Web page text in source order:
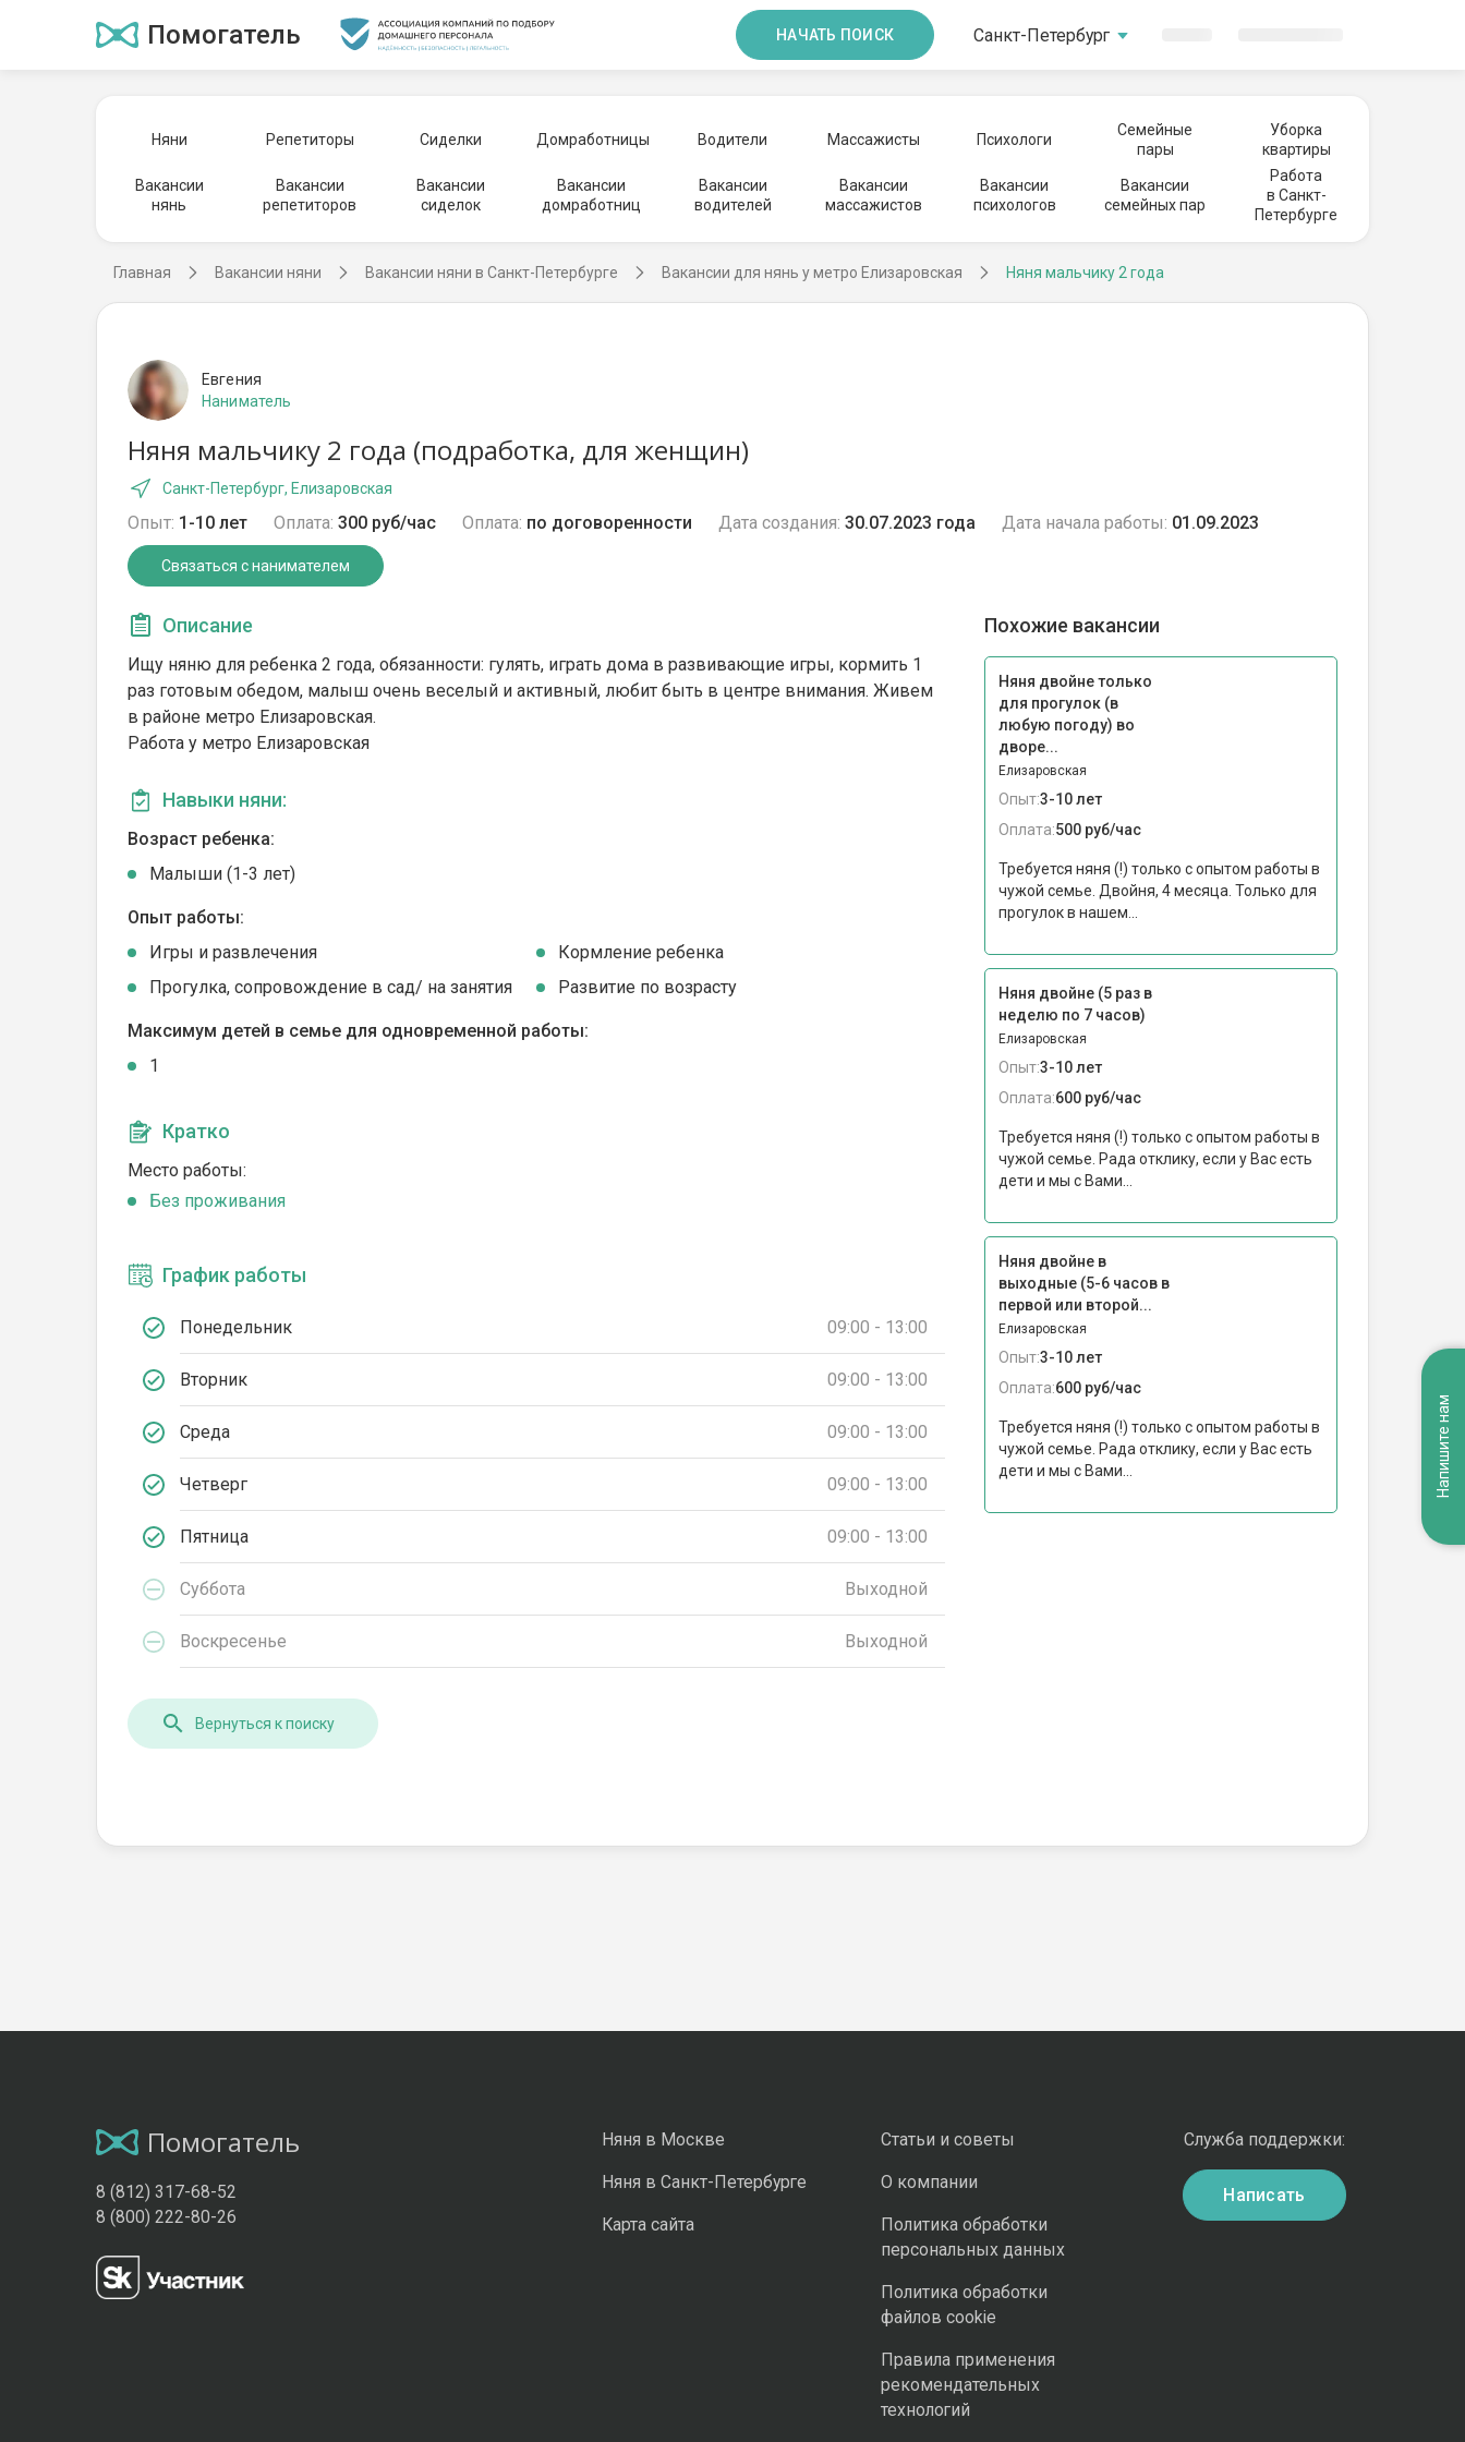
Помогатель НАЧАТЬ ПОИСК Санкт-Петербург
Няни Репетиторы Сиделки Домработницы Водители Массажисты Психологи
Семейные
пары
Уборка
квартиры
Вакансии
нянь
Вакансии
репетиторов
Вакансии
сиделок
Вакансии
домработниц
Вакансии
водителей
Вакансии
массажистов
Вакансии
психологов
Вакансии
семейных пар
Работа
в Санкт-
Петербурге
Главная Вакансии няни Вакансии няни в Санкт-Петербурге Вакансии для нянь у метро Елизаровская Няня мальчику 2 года
Евгения
Наниматель
Няня мальчику 2 года (подработка, для женщин)
Санкт-Петербург, Елизаровская
Опыт: 1-10 лет Оплата: 300 руб/час Оплата: по договоренности Дата создания: 30.07.2023 года Дата начала работы: 01.09.2023
Связаться с нанимателем
Описание
Ищу няню для ребенка 2 года, обязанности: гулять, играть дома в развивающие игры, кормить 1
раз готовым обедом, малыш очень веселый и активный, любит быть в центре внимания. Живем
в районе метро Елизаровская.
Работа у метро Елизаровская
Навыки няни:
Возраст ребенка:
Малыши (1-3 лет)
Опыт работы:
Игры и развлечения
Кормление ребенка
Прогулка, сопровождение в сад/ на занятия
Развитие по возрасту
Максимум детей в семье для одновременной работы:
1
Кратко
Место работы:
Без проживания
График работы
Понедельник 09:00 - 13:00
Вторник 09:00 - 13:00
Среда 09:00 - 13:00
Четверг 09:00 - 13:00
Пятница 09:00 - 13:00
Суббота Выходной
Воскресенье Выходной
Похожие вакансии
Няня двойне только
для прогулок (в
любую погоду) во
дворе...
Елизаровская
Опыт:3-10 лет
Оплата:500 руб/час
Требуется няня (!) только с опытом работы в
чужой семье. Двойня, 4 месяца. Только для
прогулок в нашем...
Няня двойне (5 раз в
неделю по 7 часов)
Елизаровская
Опыт:3-10 лет
Оплата:600 руб/час
Требуется няня (!) только с опытом работы в
чужой семье. Рада отклику, если у Вас есть
дети и мы с Вами...
Няня двойне в
выходные (5-6 часов в
первой или второй...
Елизаровская
Опыт:3-10 лет
Оплата:600 руб/час
Требуется няня (!) только с опытом работы в
чужой семье. Рада отклику, если у Вас есть
дети и мы с Вами...
Вернуться к поиску
Помогатель
8 (812) 317-68-52
8 (800) 222-80-26
Няня в Москве
Няня в Санкт-Петербурге
Карта сайта
Статьи и советы
О компании
Политика обработки
персональных данных
Политика обработки
файлов cookie
Правила применения
рекомендательных
технологий
Служба поддержки:
Написать
Напишите нам